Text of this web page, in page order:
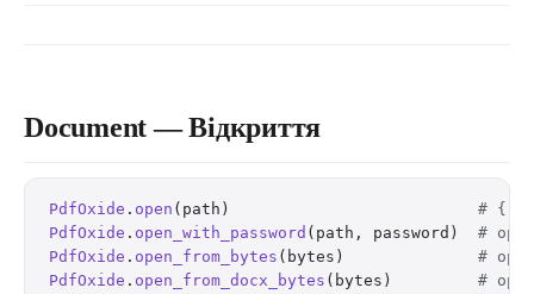
Document — Відкриття
PdfOxide . open (path) #
PdfOxide . open_with_password (path, password) #
PdfOxide . open_from_bytes (bytes) #
PdfOxide . open_from_docx_bytes (bytes) #